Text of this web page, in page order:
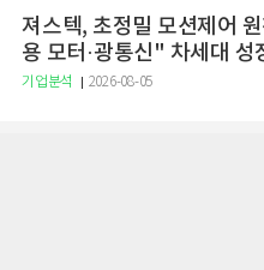
져스텍, 초정밀 모션제어
용 모터·광통신" 차세대 성
기업분석 2026-08-05